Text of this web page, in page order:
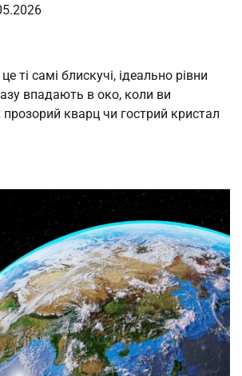
ті самі блискучі, ідеально рівни
впадають в око, коли ви
кварц чи гострий кристал